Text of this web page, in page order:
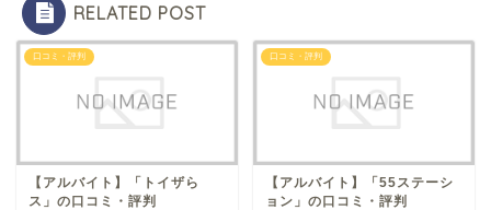
RELATED POST
口コミ・評判
【アルバイト】「トイザら
ス」の口コミ・評判
口コミ・評判
【アルバイト】「55ステーシ
ョン」の口コミ・評判